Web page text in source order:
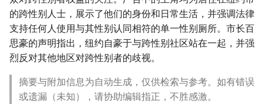
的跨性别人士，展示了他们的身份和日常生活，并强调法律
支持任何人使用与其性别认同相符的单一性别厕所。市长百
思豪的声明指出，纽约自豪于与跨性别社区站在一起，并强
烈反对其他地区对跨性别者的歧视。
摘要与附加信息为自动生成，仅供检索与参考。如有错误
或遗漏（未知），请协助编辑指正，不胜感激。